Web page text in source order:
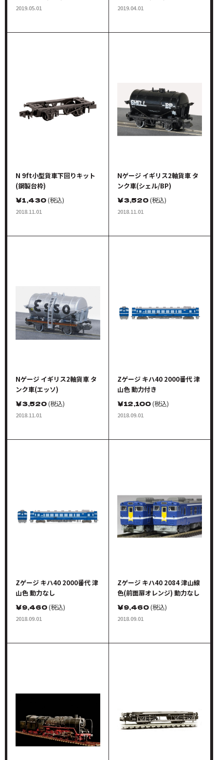
2019.05.01 2019.04.01
N 9ft小型貨車下回りキット
(鋼製台枠)
￥1,430(税込)
2018.11.01
Nゲージ イギリス2軸貨車 タ
ンク車(シェル/BP)
￥3,520(税込)
2018.11.01
Nゲージ イギリス2軸貨車 タ
ンク車(エッソ)
￥3,520(税込)
2018.11.01
Zゲージ キハ40 2000番代 津
山色 動力付き
￥12,100(税込)
2018.09.01
Zゲージ キハ40 2000番代 津
山色 動力なし
￥9,460(税込)
2018.09.01
Zゲージ キハ40 2084 津山線
色(前面扉オレンジ) 動力なし
￥9,460(税込)
2018.09.01